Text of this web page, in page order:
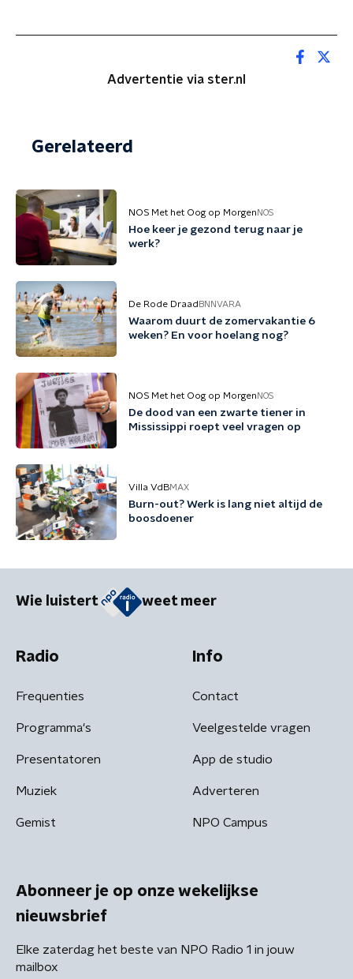
Advertentie via ster.nl
Gerelateerd
NOS Met het Oog op Morgen NOS
Hoe keer je gezond terug naar je
werk?
De Rode Draad BNNVARA
Waarom duurt de zomervakantie 6
weken? En voor hoelang nog?
NOS Met het Oog op Morgen NOS
De dood van een zwarte tiener in
Mississippi roept veel vragen op
Villa VdBMAX
Burn-out? Werk is lang niet altijd de
boosdoener
Wie luistert weet meer
Radio
Frequenties
Programma's
Presentatoren
Muziek
Gemist
Info
Contact
Veelgestelde vragen
App de studio
Adverteren
NPO Campus
Abonneer je op onze wekelijkse
nieuwsbrief
Elke zaterdag het beste van NPO Radio 1 in jouw
mailbox